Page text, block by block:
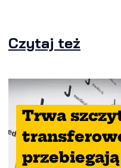
Czytaj też
Trwa